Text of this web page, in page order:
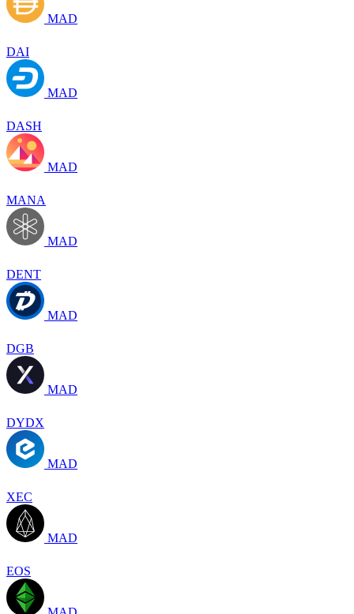
MAD
DAI
MAD
DASH
MAD
MANA
MAD
DENT
MAD
DGB
MAD
DYDX
MAD
XEC
MAD
EOS